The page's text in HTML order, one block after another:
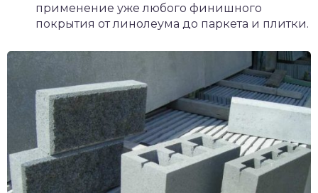
применение уже любого финишного
покрытия от линолеума до паркета и плитки.